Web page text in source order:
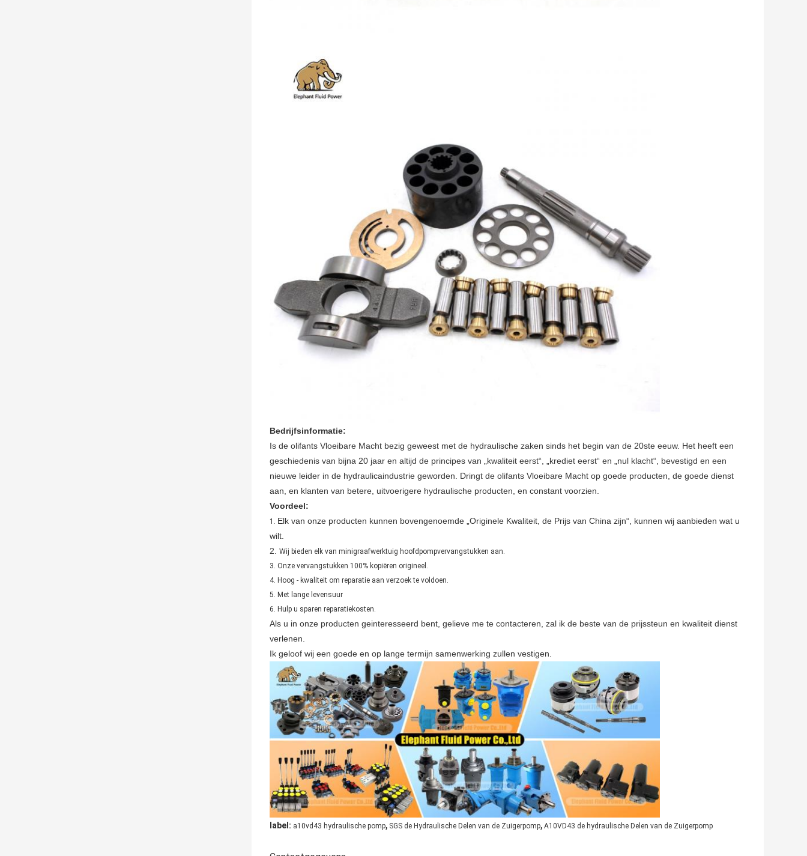
Bedrijfsinformatie:
Is de olifants Vloeibare Macht bezig geweest met de hydraulische zaken sinds het begin van de 20ste eeuw. Het heeft een
geschiedenis van bijna 20 jaar en altijd de principes van „kwaliteit eerst“, „krediet eerst“ en „nul klacht“, bevestigd en een
nieuwe leider in de hydraulicaindustrie geworden. Dringt de olifants Vloeibare Macht op goede producten, de goede dienst
aan, en klanten van betere, uitvoerigere hydraulische producten, en constant voorzien.
Voordeel:
1. Elk van onze producten kunnen bovengenoemde „Originele Kwaliteit, de Prijs van China zijn“, kunnen wij aanbieden wat u
wilt.
2. Wij bieden elk van minigraafwerktuig hoofdpompvervangstukken aan.
3. Onze vervangstukken 100% kopiëren origineel.
4. Hoog - kwaliteit om reparatie aan verzoek te voldoen.
5. Met lange levensuur
6. Hulp u sparen reparatiekosten.
Als u in onze producten geinteresseerd bent, gelieve me te contacteren, zal ik de beste van de prijssteun en kwaliteit dienst
verlenen.
Ik geloof wij een goede en op lange termijn samenwerking zullen vestigen.
label: a10vd43 hydraulische pomp, SGS de Hydraulische Delen van de Zuigerpomp, A10VD43 de hydraulische Delen van de Zuigerpomp